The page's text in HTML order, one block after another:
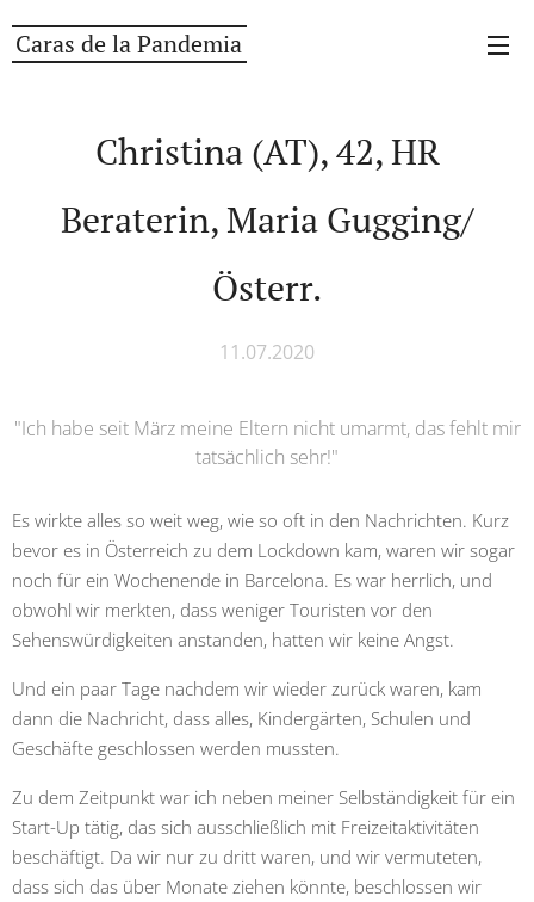
Caras de la Pandemia
Christina (AT), 42, HR
Beraterin, Maria Gugging/
Österr.
11.07.2020
"Ich habe seit März meine Eltern nicht umarmt, das fehlt mir
tatsächlich sehr!"
Es wirkte alles so weit weg, wie so oft in den Nachrichten. Kurz
bevor es in Österreich zu dem Lockdown kam, waren wir sogar
noch für ein Wochenende in Barcelona. Es war herrlich, und
obwohl wir merkten, dass weniger Touristen vor den
Sehenswürdigkeiten anstanden, hatten wir keine Angst.
Und ein paar Tage nachdem wir wieder zurück waren, kam
dann die Nachricht, dass alles, Kindergärten, Schulen und
Geschäfte geschlossen werden mussten.
Zu dem Zeitpunkt war ich neben meiner Selbständigkeit für ein
Start-Up tätig, das sich ausschließlich mit Freizeitaktivitäten
beschäftigt. Da wir nur zu dritt waren, und wir vermuteten,
dass sich das über Monate ziehen könnte, beschlossen wir